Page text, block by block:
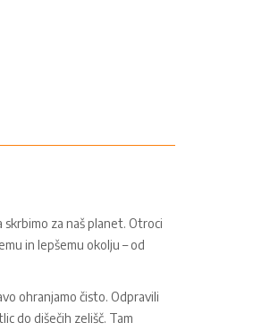
za naš planet. Otroci
in lepšemu okolju – od
ohranjamo čisto. Odpravili
do dišečih zelišč. Tam